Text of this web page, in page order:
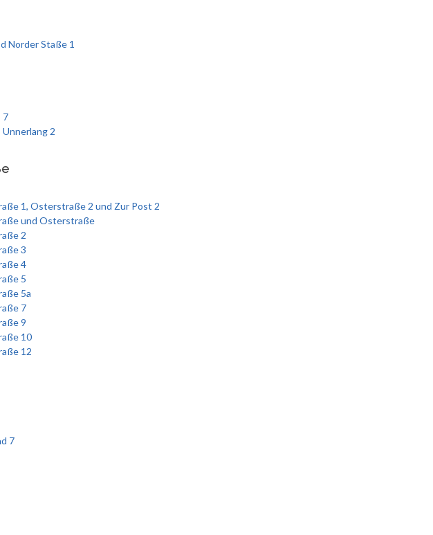
Norder Staße 1
7
2
1, Osterstraße 2 und Zur Post 2
und Osterstraße
2
3
4
5
5a
7
9
10
12
7